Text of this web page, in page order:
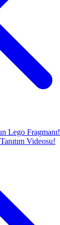
Lego Fragmanı!
Videosu!